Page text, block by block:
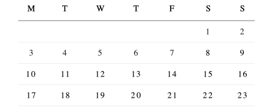
M
T W T F S
S
1
2
3
4 5 6 7 8
9
10
11 12 13 14 15
16
17
18 19 20 21 22
23